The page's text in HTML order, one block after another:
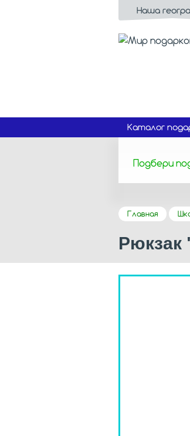
Наша
Каталог
Подбери
Главная
Рюкзак